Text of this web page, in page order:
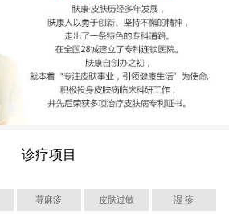
诊疗项目
荨麻疹 皮肤过敏 湿 疹